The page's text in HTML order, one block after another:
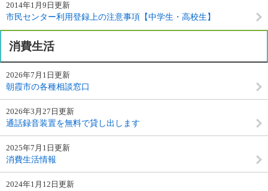
2014年1月9日更新
市民センター利用登録上の注意事項【中学生・高校生】
消費生活
2026年7月1日更新
朝霞市の各種相談窓口
2026年3月27日更新
通話録音装置を無料で貸し出します
2025年7月1日更新
消費生活情報
2024年1月12日更新